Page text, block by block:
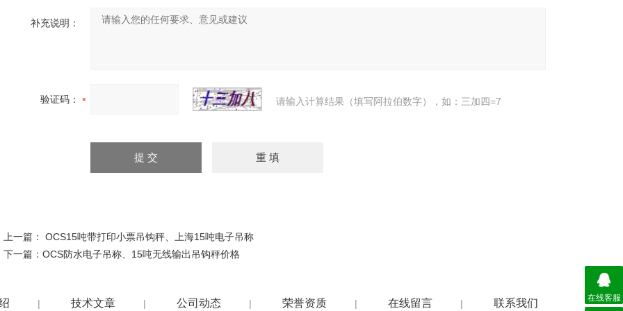
补充说明：
验证码： 请输入计算结果（填写阿拉伯数字），如：三加四=7
上一篇： OCS15吨带打印小票吊钩秤、上海15吨电子吊称
下一篇： OCS防水电子吊称、15吨无线输出吊钩秤价格
| 技术文章 | 公司动态 | 荣誉资质 | 在线留言 | 联系我们 在线客服